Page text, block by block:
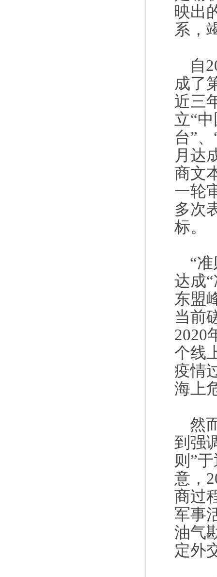
映出
系，
自
成了
近三
立“
台”
月达
商文
一轮
多次
标。
“
达成
东盟
当前
2020
个线
疫情
海上
然
到强
则”
意，
商过
军事
油气
定外